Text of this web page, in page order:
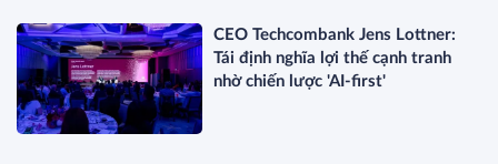
CEO Techcombank Jens Lottner:
Tái định nghĩa lợi thế cạnh tranh
nhờ chiến lược 'AI-first'